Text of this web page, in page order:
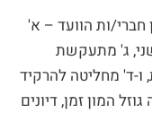
חברי/ות הוועד – א'
ג' מתעקשת
ד' מחליטה להרקיד
המון זמן, דיונים